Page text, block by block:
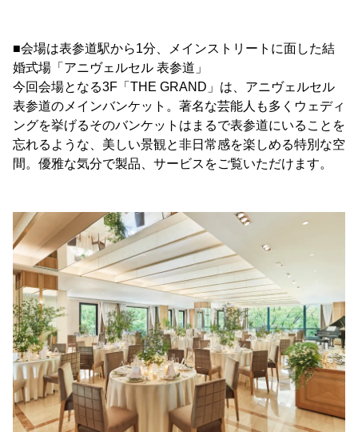
■会場は表参道駅から1分、メインストリートに面した結
婚式場「アニヴェルセル 表参道」
今回会場となる3F「THE GRAND」は、アニヴェルセル
表参道のメインバンケット。著名な芸能人も多くウェディ
ングを挙げるそのバンケットはまるで表参道にいることを
忘れるような、美しい景観と非日常感を楽しめる特別な空
間。優雅な気分で製品、サービスをご覧いただけます。